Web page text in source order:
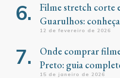
Filme stretch corte
Guarulhos:
12 de fevereiro de 2026
Onde comprar
Preto: guia
15 de janeiro de 2026